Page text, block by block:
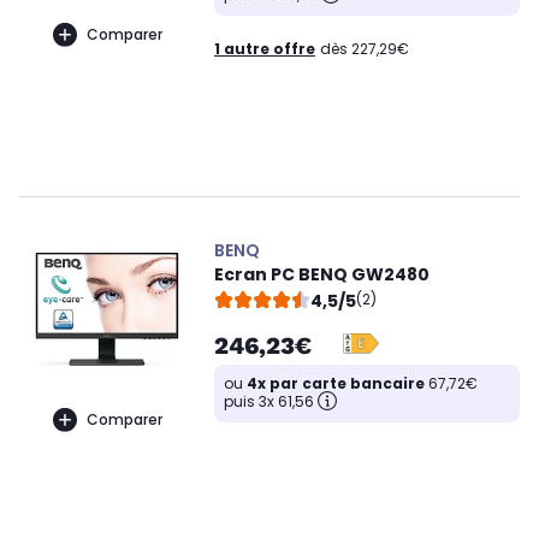
Comparer
1 autre offre dès 227,29€
Comparer
BENQ
Ecran PC BENQ GW2480
4,5/5(2)
246,23€
ou 4x par carte bancaire67,72€
puis 3x 61,56